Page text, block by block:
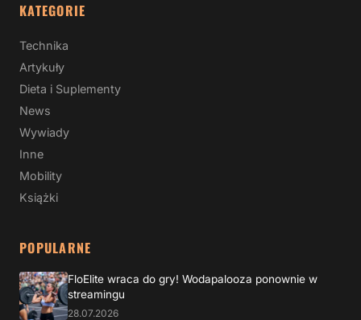
KATEGORIE
Technika
Artykuły
Dieta i Suplementy
News
Wywiady
Inne
Mobility
Książki
POPULARNE
FloElite wraca do gry! Wodapalooza ponownie w
streamingu
28.07.2026